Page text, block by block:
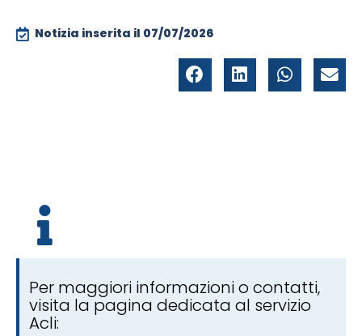
Notizia inserita il 07/07/2026
Per maggiori informazioni o contatti,
visita la pagina dedicata al servizio
Acli: